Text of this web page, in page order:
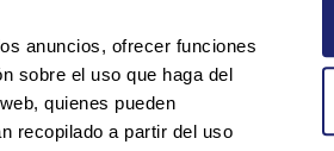
anuncios, ofrecer funciones
sobre el uso que haga del
quienes pueden
recopilado a partir del uso